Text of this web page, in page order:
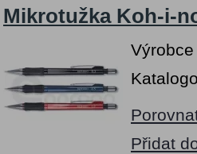
Mikrotužka Koh-i-
Přidat